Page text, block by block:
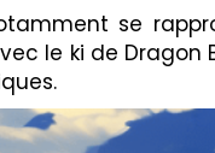
se
le ki de Dragon